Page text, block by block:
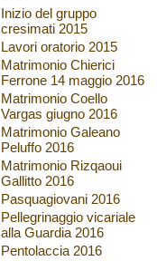
Inizio del gruppo
cresimati 2015
Lavori oratorio 2015
Matrimonio Chierici
Ferrone 14 maggio 2016
Matrimonio Coello
Vargas giugno 2016
Matrimonio Galeano
Peluffo 2016
Matrimonio Rizqaoui
Gallitto 2016
Pasquagiovani 2016
Pellegrinaggio vicariale
alla Guardia 2016
Pentolaccia 2016